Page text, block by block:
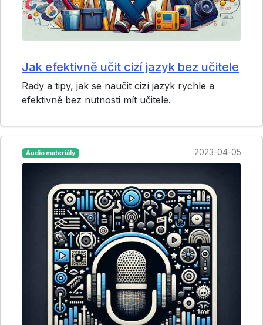
Jak efektivně učit cizí jazyk bez učitele
Rady a tipy, jak se naučit cizí jazyk rychle a
efektivně bez nutnosti mít učitele.
Audio materiály 2023-04-05